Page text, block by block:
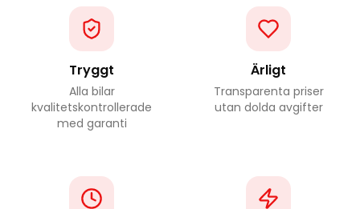
Tryggt
Alla bilar
kvalitetskontrollerade
med garanti
Ärligt
Transparenta priser
utan dolda avgifter